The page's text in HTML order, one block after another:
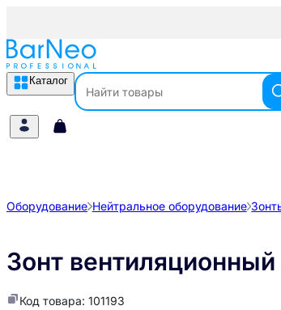
Каталог
Оборудование Нейтральное оборудование
Зонт
Код товара: 101193